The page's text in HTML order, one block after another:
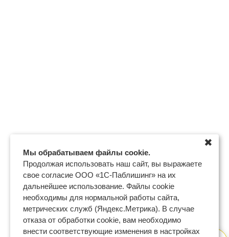
Мы обрабатываем файлы cookie.
Продолжая использовать наш сайт, вы выражаете
свое согласие ООО «1С-Паблишинг» на их
дальнейшее использование. Файлы cookie
необходимы для нормальной работы сайта,
метрических служб (Яндекс.Метрика). В случае
отказа от обработки cookie, вам необходимо
внести соответствующие изменения в настройках
✖